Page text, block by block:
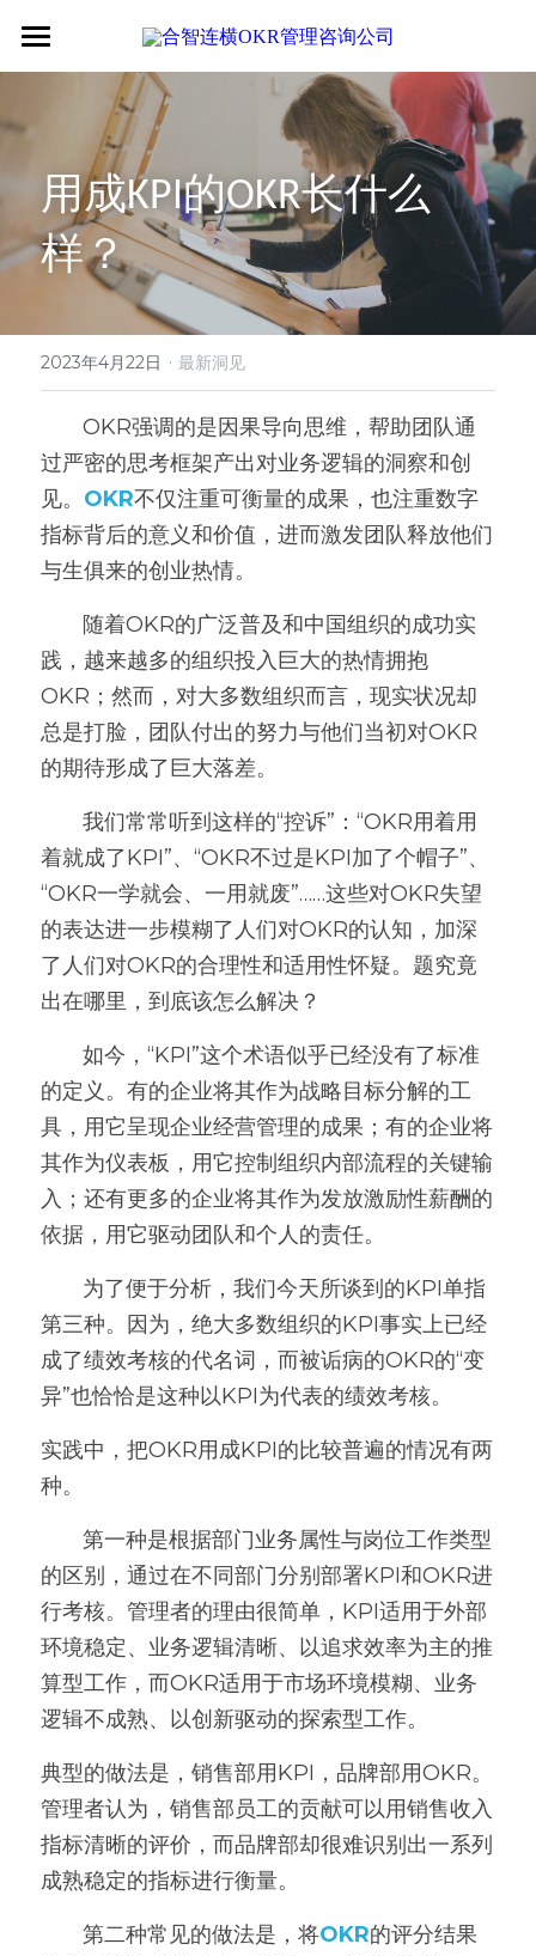
首页
关于我们
关于我们
OKR专家
战略伙伴
客户见证
专业服务
OKR服务体系
OKR系统落地陪跑
OKR战略解码
OKR工作坊/定制培训
OKR教练认证/训战
经营分析会
高质量复盘
OKR教练认证
了解COC
OKR证书查询
学习资源
专家视频
专业书籍
在线课程
最新洞见
新闻动态
搜索
现在预约
用成KPI的OKR长什么
样？
2023年4月22日 · 最新洞见
过严密的思考框架产出对业务逻辑的洞察和创
见。 OKR不仅注重可衡量的成果，也注重数字
指标背后的意义和价值，进而激发团队释放他们
与生俱来的创业热情。
践，越来越多的组织投入巨大的热情拥抱
OKR；然而，对大多数组织而言，现实状况却
总是打脸，团队付出的努力与他们当初对OKR
的期待形成了巨大落差。
着就成了KPI”、“OKR不过是KPI加了个帽子”、
“OKR一学就会、一用就废”……这些对OKR失望
的表达进一步模糊了人们对OKR的认知，加深
了人们对OKR的合理性和适用性怀疑。题究竟
出在哪里，到底该怎么解决？
的定义。有的企业将其作为战略目标分解的工
具，用它呈现企业经营管理的成果；有的企业将
其作为仪表板，用它控制组织内部流程的关键输
入；还有更多的企业将其作为发放激励性薪酬的
依据，用它驱动团队和个人的责任。
第三种。因为，绝大多数组织的KPI事实上已经
成了绩效考核的代名词，而被诟病的OKR的“变
异”也恰恰是这种以KPI为代表的绩效考核。
实践中，把OKR用成KPI的比较普遍的情况有两
种。
的区别，通过在不同部门分别部署KPI和OKR进
行考核。管理者的理由很简单，KPI适用于外部
环境稳定、业务逻辑清晰、以追求效率为主的推
算型工作，而OKR适用于市场环境模糊、业务
逻辑不成熟、以创新驱动的探索型工作。
典型的做法是，销售部用KPI，品牌部用OKR。
管理者认为，销售部员工的贡献可以用销售收入
指标清晰的评价，而品牌部却很难识别出一系列
成熟稳定的指标进行衡量。
       第二种常见的做法是，将
OKR的评分结果